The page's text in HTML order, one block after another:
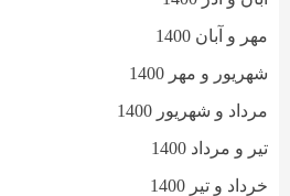
مهر و آبان 1400
شهریور و مهر 1400
مرداد و شهریور 1400
تیر و مرداد 1400
خرداد و تیر 1400